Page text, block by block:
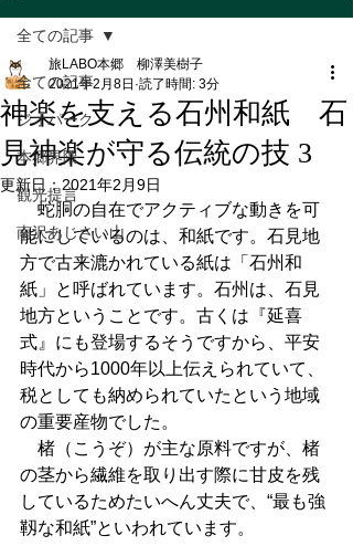
全ての記事
ジオパーク
本郷界隈
観光提言
南沢あじさい山
全ての記事
神楽を支える石州和紙 石
見神楽が守る伝統の技 3
旅LABO本郷 柳澤美樹子
2021年2月8日 読了時間: 3分
更新日：2021年2月9日
蛇胴の自在でアクティブな動きを可
能にしているのは、和紙です。石見地
方で古来漉かれている紙は「石州和
紙」と呼ばれています。石州は、石見
地方ということです。古くは『延喜
式』にも登場するそうですから、平安
時代から1000年以上伝えられていて、
税としても納められていたという地域
の重要産物でした。
楮（こうぞ）が主な原料ですが、楮
の茎から繊維を取り出す際に甘皮を残
しているためたいへん丈夫で、“最も強
靱な和紙”といわれています。